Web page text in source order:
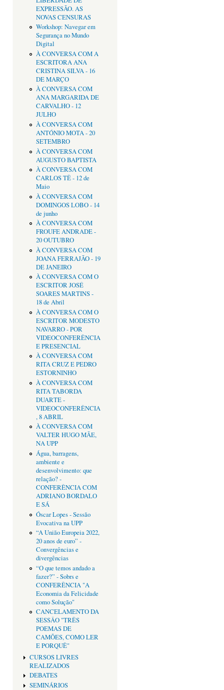
EXPRESSÃO. AS
NOVAS CENSURAS
Workshop: Navegar em
Segurança no Mundo
Digital
À CONVERSA COM A
ESCRITORA ANA
CRISTINA SILVA - 16
DE MARÇO
À CONVERSA COM
ANA MARGARIDA DE
CARVALHO - 12
JULHO
À CONVERSA COM
ANTÓNIO MOTA - 20
SETEMBRO
À CONVERSA COM
AUGUSTO BAPTISTA
À CONVERSA COM
CARLOS TÊ - 12 de
Maio
À CONVERSA COM
DOMINGOS LOBO - 14
de junho
À CONVERSA COM
FROUFE ANDRADE -
20 OUTUBRO
À CONVERSA COM
JOANA FERRAJÃO - 19
DE JANEIRO
À CONVERSA COM O
ESCRITOR JOSÉ
SOARES MARTINS -
18 de Abril
À CONVERSA COM O
ESCRITOR MODESTO
NAVARRO - POR
VIDEOCONFERÊNCIA
E PRESENCIAL
À CONVERSA COM
RITA CRUZ E PEDRO
ESTORNINHO
À CONVERSA COM
RITA TABORDA
DUARTE -
VIDEOCONFERÊNCIA
, 8 ABRIL
À CONVERSA COM
VALTER HUGO MÃE,
NA UPP
Água, barragens,
ambiente e
desenvolvimento: que
relação? -
CONFERÊNCIA COM
ADRIANO BORDALO
E SÁ
Óscar Lopes - Sessão
Evocativa na UPP
“A União Europeia 2022,
20 anos de euro” -
Convergências e
divergências
“O que temos andado a
fazer?” - Sobrs e
CONFERÊNCIA "A
Economia da Felicidade
como Solução"
CANCELAMENTO DA
SESSÂO "TRÊS
POEMAS DE
CAMÕES, COMO LER
E PORQUÊ"
CURSOS LIVRES
REALIZADOS
DEBATES
SEMINÁRIOS